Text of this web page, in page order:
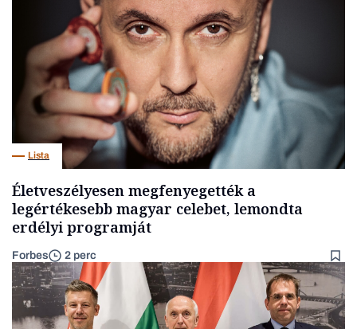
Lista
Életveszélyesen megfenyegették a
legértékesebb magyar celebet, lemondta
erdélyi programját
Forbes 2 perc